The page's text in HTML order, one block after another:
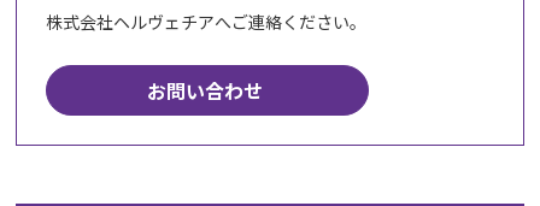
株式会社ヘルヴェチアへご連絡ください。
お問い合わせ